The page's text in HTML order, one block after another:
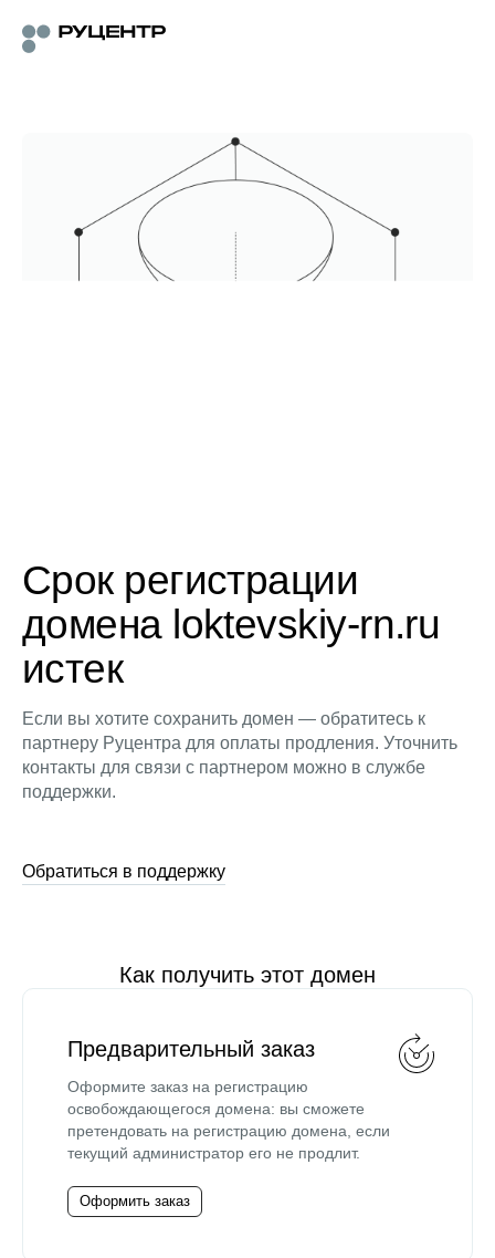
Срок регистрации
домена loktevskiy-rn.ru
истек
Если вы хотите сохранить домен — обратитесь к
партнеру Руцентра для оплаты продления. Уточнить
контакты для связи с партнером можно в службе
поддержки.
Обратиться в поддержку
Как получить этот домен
Предварительный заказ
Оформите заказ на регистрацию
освобождающегося домена: вы сможете
претендовать на регистрацию домена, если
текущий администратор его не продлит.
Оформить заказ